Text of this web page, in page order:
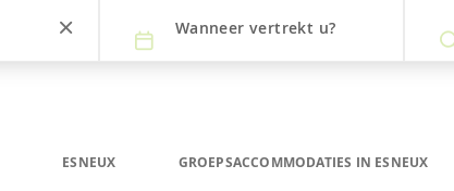
Wanneer vertrekt u?
ESNEUX GROEPSACCOMMODATIES IN ESNEUX